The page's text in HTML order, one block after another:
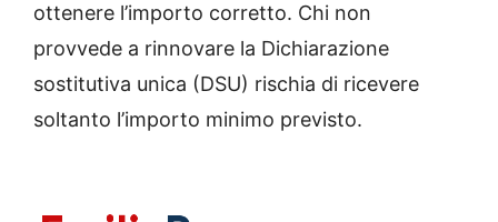
ottenere l’importo corretto. Chi non
provvede a rinnovare la Dichiarazione
sostitutiva unica (DSU) rischia di ricevere
soltanto l’importo minimo previsto.